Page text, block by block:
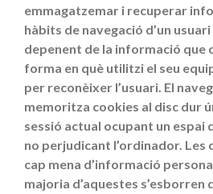
emmagatzemar i recuperar
hàbits de navegació d’un
depenent de la informació que
forma en què utilitzi el seu
per reconèixer l’usuari. El
memoritza cookies al disc dur
sessió actual ocupant un espai
no perjudicant l’ordinador. Les
cap mena d’informació
majoria d’aquestes s’esborren